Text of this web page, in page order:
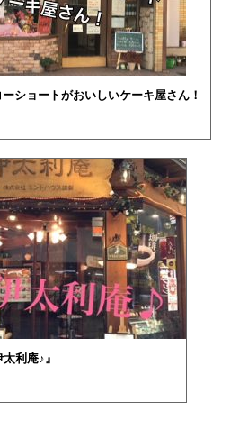
ショートがおいしいケーキ屋さん！
利庵♪』